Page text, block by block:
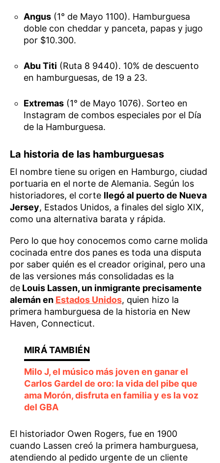
Angus (1° de Mayo 1100). Hamburguesa
doble con cheddar y panceta, papas y jugo
por $10.300.
Abu Titi (Ruta 8 9440). 10% de descuento
en hamburguesas, de 19 a 23.
Extremas (1° de Mayo 1076). Sorteo en
Instagram de combos especiales por el Día
de la Hamburguesa.
La historia de las hamburguesas
El nombre tiene su origen en Hamburgo, ciudad
portuaria en el norte de Alemania. Según los
historiadores, el corte llegó al puerto de Nueva
Jersey, Estados Unidos, a finales del siglo XIX,
como una alternativa barata y rápida.
Pero lo que hoy conocemos como carne molida
cocinada entre dos panes es toda una disputa
por saber quién es el creador original, pero una
de las versiones más consolidadas es la
de Louis Lassen, un inmigrante precisamente
alemán en Estados Unidos, quien hizo la
primera hamburguesa de la historia en New
Haven, Connecticut.
Milo J, el músico más joven en ganar el
Carlos Gardel de oro: la vida del pibe que
ama Morón, disfruta en familia y es la voz
del GBA
El historiador Owen Rogers, fue en 1900
cuando Lassen creó la primera hamburguesa,
atendiendo al pedido urgente de un cliente